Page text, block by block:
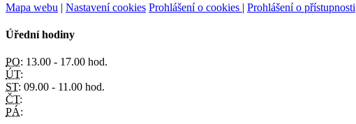
Mapa webu | Nastavení cookies Prohlášení o cookies | Prohlášení o přístupnosti
Úřední hodiny
PO: 13.00 - 17.00 hod.
ÚT:
ST: 09.00 - 11.00 hod.
ČT:
PÁ: